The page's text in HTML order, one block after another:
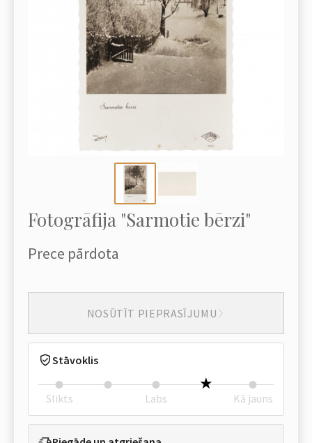
Fotogrāfija "Sarmotie bērzi"
Prece pārdota
NOSŪTĪT PIEPRASĪJUMU
Stāvoklis
Slikts Labs Kā jauns